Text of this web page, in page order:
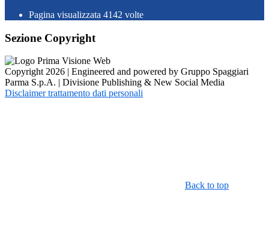
Pagina visualizzata 4142 volte
Sezione Copyright
Copyright 2026 | Engineered and powered by Gruppo Spaggiari
Parma S.p.A. | Divisione Publishing & New Social Media
Disclaimer trattamento dati personali
Back to top